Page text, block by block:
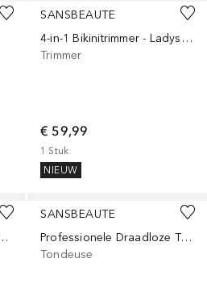
SANSBEAUTE
4-in-1 Bikinitrimmer - Ladyshave - Scheerapparaat - Gezicht - Oksels - Benen - Bikinilijn
Trimmer
€ 59,99
1 Stuk
NIEUW
met Trimmer S1111 + Extra Scheerkop
SANSBEAUTE
Professionele Draadloze T-blade Tondeuse - Trimmer - Baardtrimmer - Haartrimmer
Tondeuse